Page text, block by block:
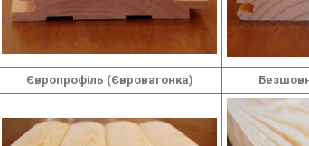
Європрофіль (Євровагонка)